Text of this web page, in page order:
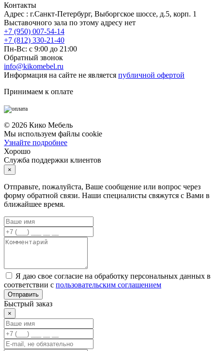
Контакты
Адрес : г.Санкт-Петербург, Выборгское шоссе, д.5, корп. 1
Выставочного зала по этому адресу нет
+7 (950) 007-54-14
+7 (812) 330-21-40
Пн-Вс: с 9:00 до 21:00
Обратный звонок
info@kikomebel.ru
Информация на сайте не является публичной офертой
Принимаем к оплате
© 2026 Кико Мебель
Мы используем файлы cookie
Узнайте подробнее
Хорошо
Служба поддержки клиентов
×
Отправьте, пожалуйста, Ваше сообщение или вопрос через
форму обратной связи. Наши специалисты свяжутся с Вами в
ближайшее время.
Я даю свое согласие на обработку персональных данных в
соответствии с пользовательским соглашением
Отправить
Быстрый заказ
×